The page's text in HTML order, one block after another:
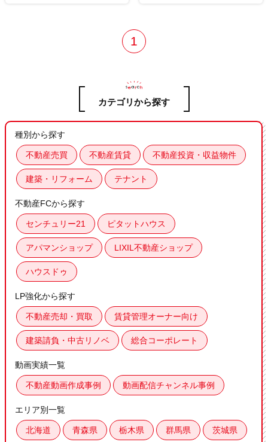
1
カテゴリから探す
種別から探す
不動産売買 不動産賃貸 不動産投資・収益物件
建築・リフォーム テナント
不動産FCから探す
センチュリー21 ピタットハウス
アパマンショップ LIXIL不動産ショップ
ハウスドゥ
LP強化から探す
不動産売却・買取 賃貸管理オーナー向け
建築請負・中古リノベ 総合コーポレート
動画実績一覧
不動産動画作成事例 動画配信チャンネル事例
エリア別一覧
北海道 青森県 栃木県 群馬県 茨城県